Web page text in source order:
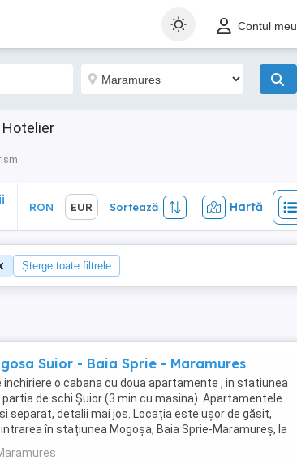
Contul meu
Hotelier
Hartă
RON EUR Sortează Hartă
Șterge toate filtrele
Suior - Baia Sprie - Maramures
inchiriere o cabana cu doua apartamente , in statiunea
partia de schi Șuior (3 min cu masina). Apartamentele
separat, detalii mai jos. Locația este ușor de găsit,
în stațiunea Mogoșa, Baia Sprie-Maramureș, la
m. ...